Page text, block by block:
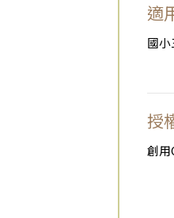
適
國
授
創用